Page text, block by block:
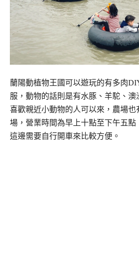
蘭陽動植物王國可以遊玩的有多肉
服，動物的話則是有水豚、羊駝、澳
喜歡親近小動物的人可以來，農場也
場，營業時間為早上十點至下午五點
這邊需要自行開車來比較方便。